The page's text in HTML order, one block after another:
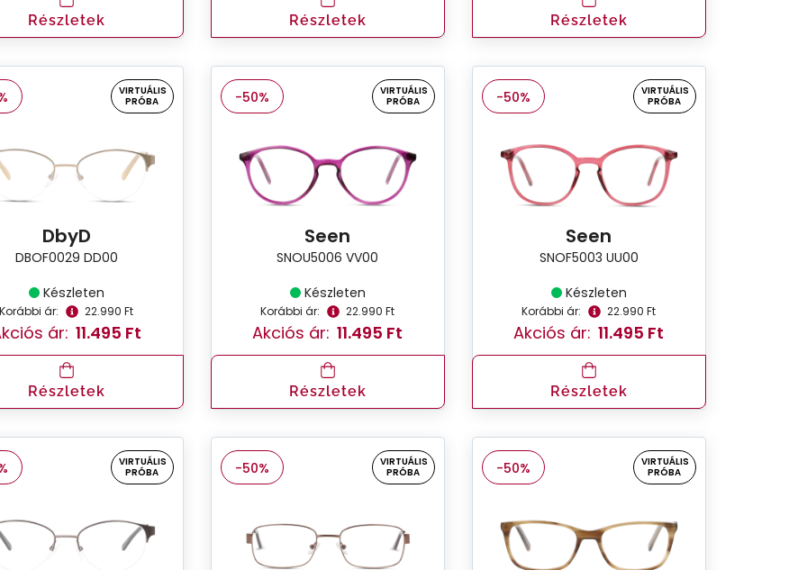
Részletek Részletek Részletek
VIRTUÁLIS
PRÓBA
DbyD
DBOF0029 DD00
Készleten
Korábbi ár: 22.990 Ft
ár: 11.495 Ft
Részletek
-50%
VIRTUÁLIS
PRÓBA
Seen
SNOU5006 VV00
Készleten
Korábbi ár: 22.990 Ft
Akciós ár: 11.495 Ft
Részletek
-50%
VIRTUÁLIS
PRÓBA
Seen
SNOF5003 UU00
Készleten
Korábbi ár: 22.990 Ft
Akciós ár: 11.495 Ft
Részletek
VIRTUÁLIS
PRÓBA
-50%
VIRTUÁLIS
PRÓBA
-50%
VIRTUÁLIS
PRÓBA